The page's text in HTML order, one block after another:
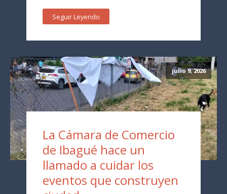
Seguir Leyendo
julio 9, 2026
La Cámara de Comercio
de Ibagué hace un
llamado a cuidar los
eventos que construyen